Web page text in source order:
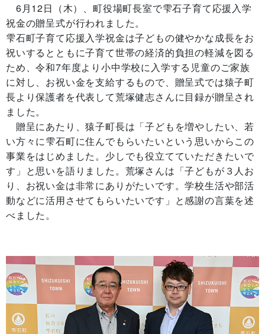
6月12日（木）、町役場町長室で雫石子育て応援入学
祝金の贈呈式が行われました。
雫石町子育て応援入学祝金は子どもの健やかな成長をお
祝いするとともに子育て世帯の経済的負担の軽減を図る
ため、令和7年度より小中学校に入学する児童のご家族
に対し、お祝い金を支給するもので、贈呈式では猿子町
長より保護者を代表して荒塚健志さんに目録が贈呈され
ました。
贈呈にあたり、猿子町長は「子どもを増やしたい、若
い方々に雫石町に住んでもらいたいという思いからこの
事業をはじめました。少しでも役立てていただきたいで
す」と思いを語りました。荒塚さんは「子どもが３人お
り、お祝い金は非常にありがたいです。学校生活や部活
動などに活用させてもらいたいです」と感謝の言葉を述
べました。